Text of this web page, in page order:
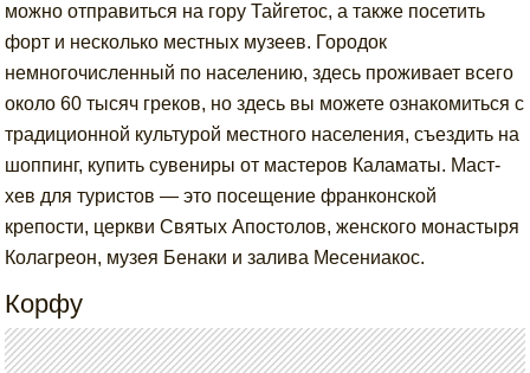
можно отправиться на гору Тайгетос, а также посетить
форт и несколько местных музеев. Городок
немногочисленный по населению, здесь проживает всего
около 60 тысяч греков, но здесь вы можете ознакомиться с
традиционной культурой местного населения, съездить на
шоппинг, купить сувениры от мастеров Каламаты. Маст-
хев для туристов — это посещение франконской
крепости, церкви Святых Апостолов, женского монастыря
Колагреон, музея Бенаки и залива Месениакос.
Корфу